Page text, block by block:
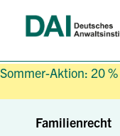
Sommer-Aktion: 20
Familienrecht